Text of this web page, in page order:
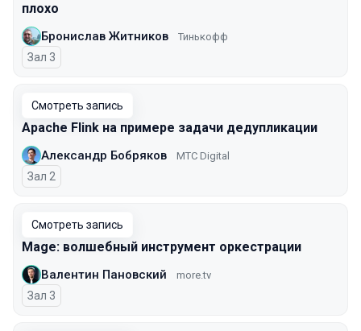
плохо
Бронислав Житников Тинькофф
Зал 3
Смотреть запись
Apache Flink на примере задачи дедупликации
Александр Бобряков МТС Digital
Зал 2
Смотреть запись
Mage: волшебный инструмент оркестрации
Валентин Пановский more.tv
Зал 3